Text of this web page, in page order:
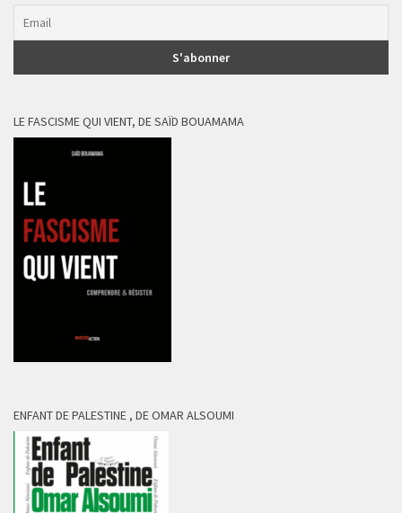
LE FASCISME QUI VIENT, DE SAÏD BOUAMAMA
ENFANT DE PALESTINE , DE OMAR ALSOUMI